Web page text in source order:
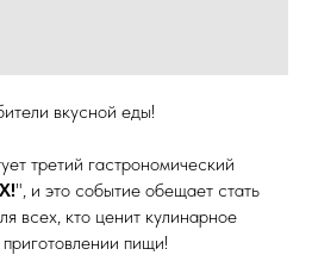
вкусной еды!
третий гастрономический
", и это событие обещает стать
всех, кто ценит кулинарное
пищи!